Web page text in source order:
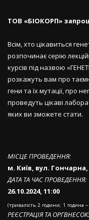
ТОВ «БІОКОРП»
Всім, хто цікавиться
розпочинає серію
курсів під назвою
розкажуть вам про
гени та їх мутації, про
проведуть цікаві
яких ви зможете стати.
МІСЦЕ ПРОВЕДЕННЯ:
м. Київ, вул.
ДАТА ТА ЧАС ПРОВЕДЕННЯ:
26.10.2024, 11:00
(тривалість 2 години; 1 година
РЕЄСТРАЦІЯ ТА ОРГВНЕСОК: